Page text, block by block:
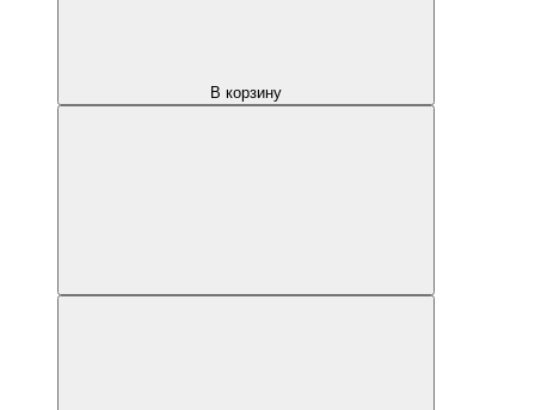
В корзину